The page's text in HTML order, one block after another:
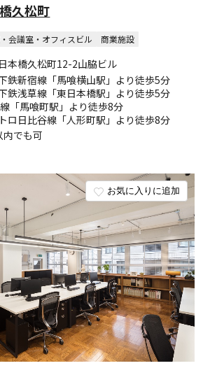
お気に入りに追加
久松町
会議室・オフィスビル 商業施設
本橋久松町12-2山脇ビル
鉄新宿線「馬喰横山駅」より徒歩5分
鉄浅草線「東日本橋駅」より徒歩5分
「馬喰町駅」より徒歩8分
ロ日比谷線「人形町駅」より徒歩8分
内でも可